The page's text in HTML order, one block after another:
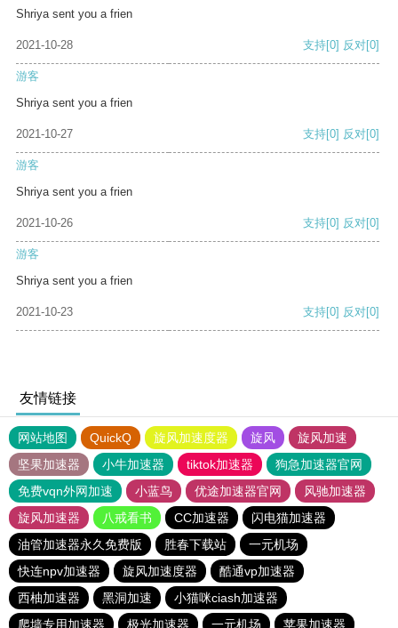
Shriya sent you a frien
2021-10-28 支持[0] 反对[0]
游客
Shriya sent you a frien
2021-10-27 支持[0] 反对[0]
游客
Shriya sent you a frien
2021-10-26 支持[0] 反对[0]
游客
Shriya sent you a frien
2021-10-23 支持[0] 反对[0]
友情链接
网站地图 QuickQ 旋风加速度器 旋风
旋风加速
坚果加速器
小牛加速器 tiktok加速器
狗急加速器官网
免费vqn外网加速
小蓝鸟 优途加速器官网
风驰加速器
旋风加速器
八戒看书 CC加速器
闪电猫加速器
油管加速器永久免费版
胜春下载站
一元机场
快连npv加速器
旋风加速度器
酷通vp加速器
西柚加速器
黑洞加速
小猫咪ciash加速器
爬墙专用加速器
极光加速器 一元机场 苹果加速器